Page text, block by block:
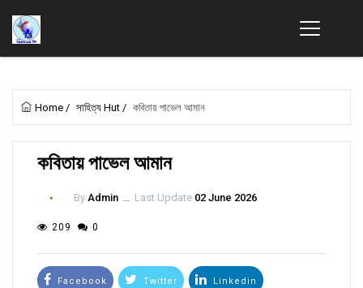
Home / সাহিত্য Hut / কবিতায় পাভেল আমান
কবিতায় পাভেল আমান
By Admin ــ Last Update 02 June 2026
209 0
Facebook Twitter Linkedin